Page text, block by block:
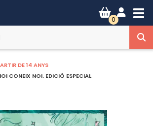
0
de 14 anys
CONEIX NOI. EDICIÓ ESPECIAL